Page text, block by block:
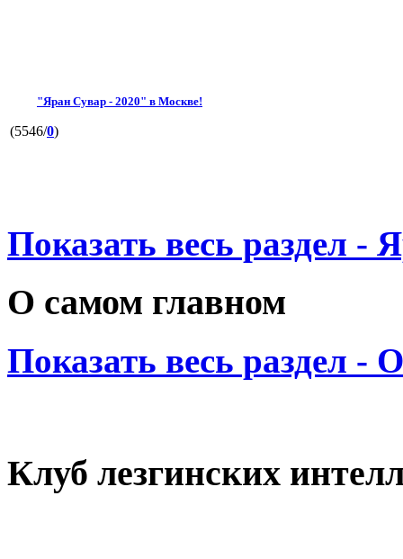
"Яран Сувар - 2020" в Москве!
(5546/0)
Показать весь раздел -
О самом главном
Показать весь раздел -
Клуб лезгинских